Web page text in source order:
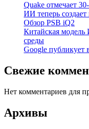
Quake отмечает
ИИ теперь
Обзор PSB iQ2
Китайская
среды
Google публикует
Свежие
Нет комментариев для
Архивы